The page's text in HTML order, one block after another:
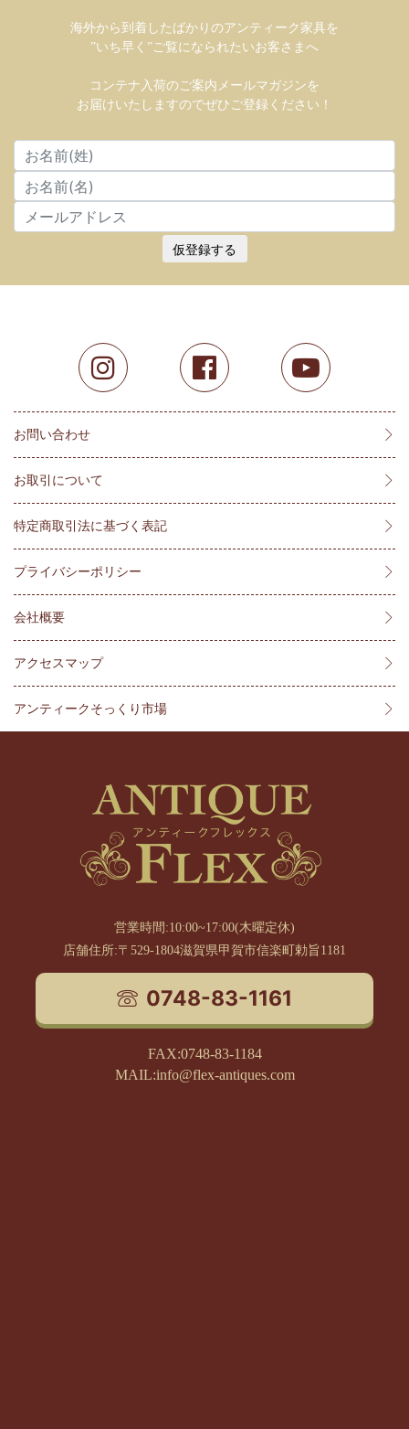
海外から到着したばかりのアンティーク家具を
”いち早く”ご覧になられたいお客さまへ
コンテナ入荷のご案内メールマガジンを
お届けいたしますのでぜひご登録ください！
仮登録する
お問い合わせ
お取引について
特定商取引法に基づく表記
プライバシーポリシー
会社概要
アクセスマップ
アンティークそっくり市場
営業時間:10:00~17:00(木曜定休)
店舗住所:〒529-1804滋賀県甲賀市信楽町勅旨1181
0748-83-1161
FAX:0748-83-1184
MAIL:info@flex-antiques.com